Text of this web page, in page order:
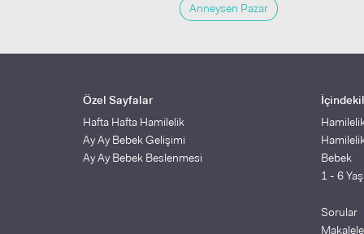
Anneysen Pazar
Özel Sayfalar
Hafta Hafta Hamilelik
Ay Ay Bebek Gelişimi
Ay Ay Bebek Beslenmesi
Bebek
1 - 6
Sorular